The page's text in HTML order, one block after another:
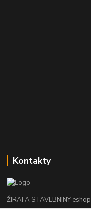
Kontakty
ŽIRAFA STAVEBNINY eshop